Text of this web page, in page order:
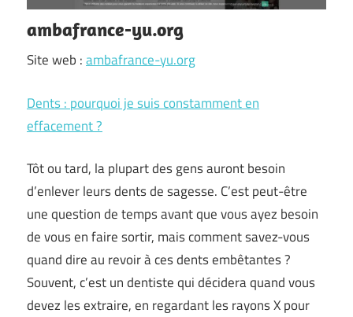
ambafrance-yu.org
Site web :ambafrance-yu.org
Dents : pourquoi je suis constamment en
effacement ?
Tôt ou tard, la plupart des gens auront besoin
d’enlever leurs dents de sagesse. C’est peut-être
une question de temps avant que vous ayez besoin
de vous en faire sortir, mais comment savez-vous
quand dire au revoir à ces dents embêtantes ?
Souvent, c’est un dentiste qui décidera quand vous
devez les extraire, en regardant les rayons X pour